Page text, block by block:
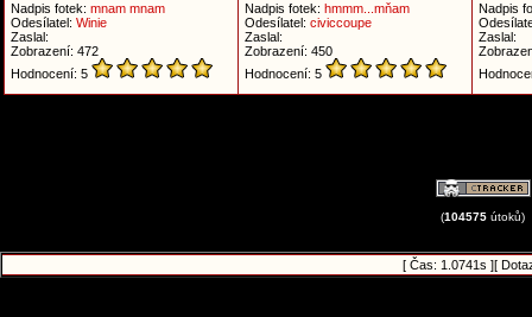
Nadpis fotek: mnam mnam
Odesílatel: Winie
Zaslal:
Zobrazení: 472
Hodnocení: 5
Nadpis fotek: hmmm...mňam
Odesílatel: civiccoupe
Zaslal:
Zobrazení: 450
Hodnocení: 5
Nadpis
Zaslal:
(104575 útoků)
[ Čas: 1.0741s ][